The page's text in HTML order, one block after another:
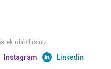
olabilirsiniz.
Instagram Linkedin